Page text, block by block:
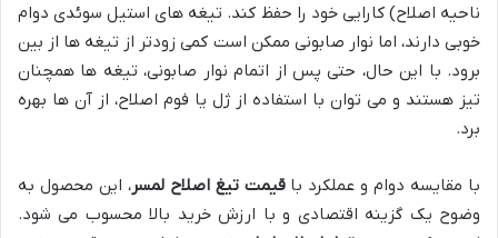
ناحیه اصلاح) کارایی خود را حفظ کند. تیغه های استیل سوئدی دوام
خوبی دارند، اما نوار صابونی ممکن است کمی زودتر از تیغه ها از بین
برود. با این حال، حتی پس از اتمام نوار صابونی، تیغه ها همچنان
تیز هستند و می توان با استفاده از ژل یا فوم اصلاح، از آن ها بهره
برد.
با مقایسه دوام و عملکرد باقیمت تیغ اصلاح لمسر، این محصول به
وضوح یک گزینه اقتصادی و با ارزش خرید بالا محسوب می شود.